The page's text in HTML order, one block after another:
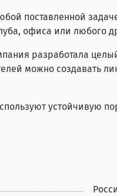
поставленной
офиса или любого
разработала
можно создавать
устойчивую